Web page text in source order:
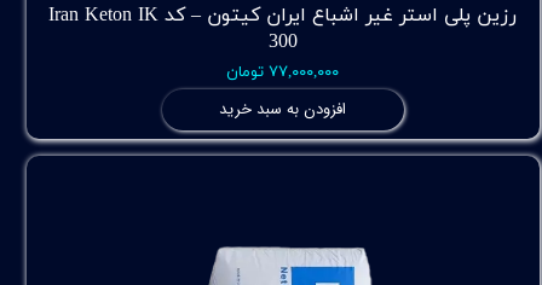
رزین پلی استر غیر اشباع ایران کیتون – کد Iran Keton IK
300
۷۷,۰۰۰,۰۰۰ تومان
افزودن به سبد خرید